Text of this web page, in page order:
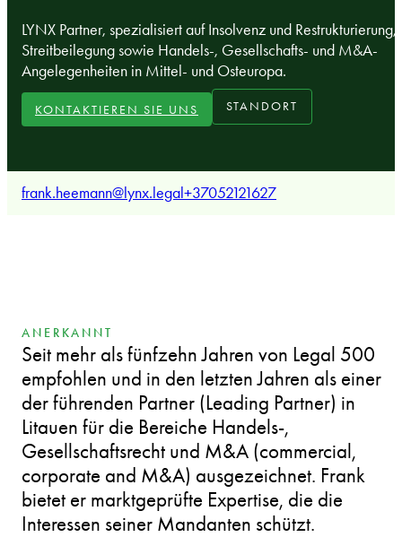
LYNX Partner, spezialisiert auf Insolvenz und Restrukturierung,
Streitbeilegung sowie Handels-, Gesellschafts- und M&A-
Angelegenheiten in Mittel- und Osteuropa.
KONTAKTIEREN SIE UNS STANDORT
frank.heemann@lynx.legal+37052121627
ANERKANNT
Seit mehr als fünfzehn Jahren von Legal 500
empfohlen und in den letzten Jahren als einer
der führenden Partner (Leading Partner) in
Litauen für die Bereiche Handels-,
Gesellschaftsrecht und M&A (commercial,
corporate and M&A) ausgezeichnet. Frank
bietet er marktgeprüfte Expertise, die die
Interessen seiner Mandanten schützt.